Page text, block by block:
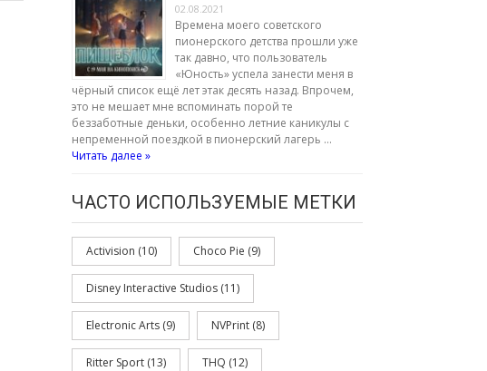
02.08.2021
Времена моего советского
пионерского детства прошли уже
так давно, что пользователь
«Юность» успела занести меня в
чёрный список ещё лет этак десять назад. Впрочем,
это не мешает мне вспоминать порой те
беззаботные деньки, особенно летние каникулы с
непременной поездкой в пионерский лагерь …
Читать далее »
ЧАСТО ИСПОЛЬЗУЕМЫЕ МЕТКИ
Activision (10) Choco Pie (9)
Disney Interactive Studios (11)
Electronic Arts (9) NVPrint (8)
Ritter Sport (13) THQ (12)